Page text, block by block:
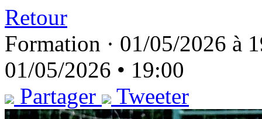
Retour
Formation · 01/05/2026 à
01/05/2026 • 19:00
Partager
Tweeter